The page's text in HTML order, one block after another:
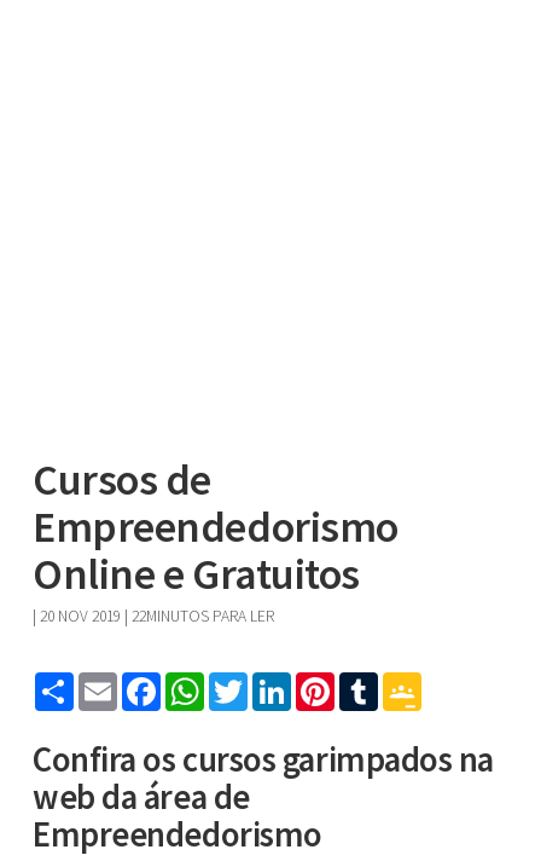
Cursos de
Empreendedorismo
Online e Gratuitos
| 20 NOV 2019 | 22MINUTOS PARA LER
ShareEmailFacebookWhatsApp
TwitterLinkedInPinterest
Tumblr
Confira os cursos garimpados na
web da área de
Empreendedorismo